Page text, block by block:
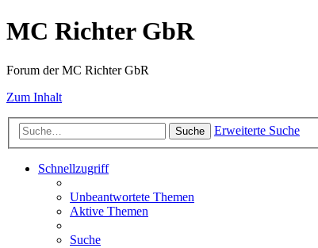
MC Richter GbR
Forum der MC Richter GbR
Zum Inhalt
Suche Erweiterte Suche
Schnellzugriff
Unbeantwortete Themen
Aktive Themen
Suche